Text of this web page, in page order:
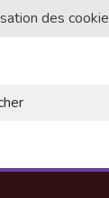
des